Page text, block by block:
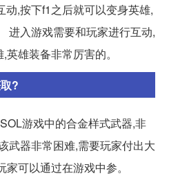
,按下f1之后就可以变身英雄,
进入游戏需要和玩家进行互动,
雄装备非常厉害的。
?
游戏中的合金样式武器,非
武器非常困难,需要玩家付出大
可以通过在游戏中参。